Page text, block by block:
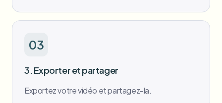
03
3. Exporter et partager
Exportez votre vidéo et partagez-la.